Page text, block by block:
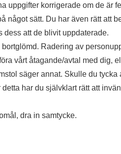
uppgifter korrigerade om de är
något sätt. Du har även rätt att
dess att de blivit uppdaterade.
bortglömd. Radering av
vårt åtagande/avtal med dig,
säger annat. Skulle du tycka
detta har du självklart rätt att
dra in samtycke.